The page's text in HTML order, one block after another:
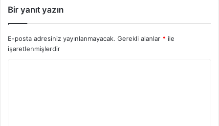
Bir yanıt yazın
E-posta adresiniz yayınlanmayacak. Gerekli alanlar * ile
işaretlenmişlerdir